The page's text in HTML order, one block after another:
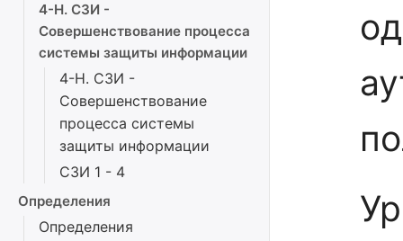
4-Н. СЗИ -
Совершенствование процесса
системы защиты информации
4-Н. СЗИ -
Совершенствование
процесса системы
защиты информации
СЗИ 1 - 4
Определения
Определения